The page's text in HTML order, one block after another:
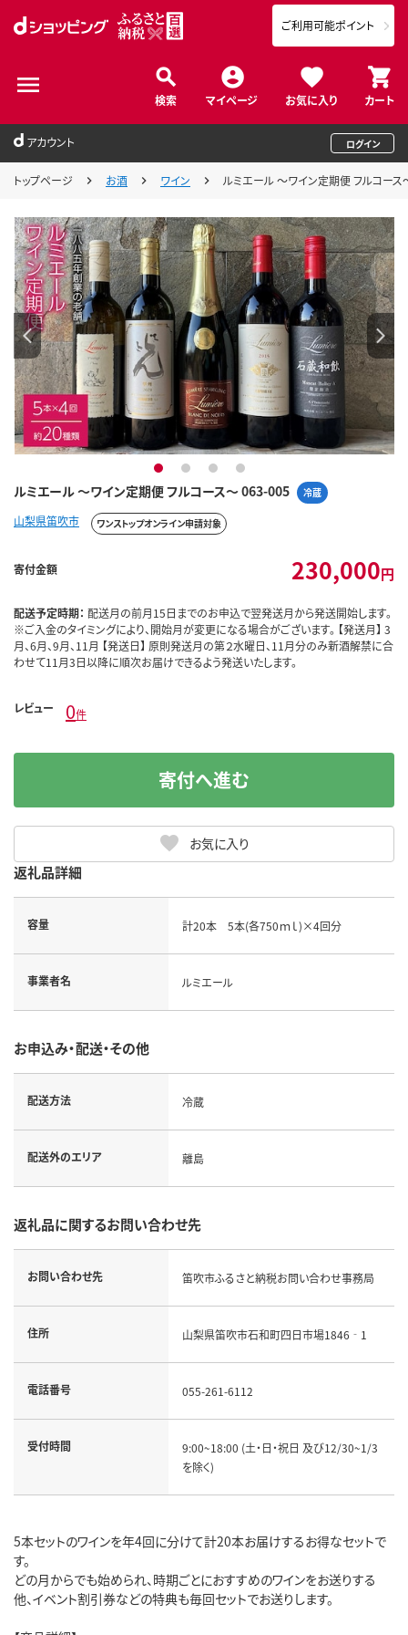
検索 マイページ お気に入り カート
ご利用可能ポイント
アカウント ログイン
トップページ お酒 ワイン ルミエール ～ワイン定期便 フルコー
ルミエール ～ワイン定期便 フルコース～ 063-005 冷蔵
1 2 3 4
山梨県笛吹市 ワンストップオンライン申請対象
寄付金額 230,000円
配送予定時期： 配送月の前月15日までのお申込で翌発送月から発送開始します。
※ご入金のタイミングにより、開始月が変更になる場合がございます。 【発送月】 3
月、6月、9月、11月 【発送日】 原則発送月の第２水曜日、11月分のみ新酒解禁に合
わせて11月3日以降に順次お届けできるよう発送いたします。
レビュー 0件
お気に入り
寄付へ進む
返礼品詳細
容量 計20本 5本(各750ｍｌ)×4回分
事業者名 ルミエール
お申込み・配送・その他
配送方法 冷蔵
配送外のエリア 離島
返礼品に関するお問い合わせ先
お問い合わせ先 笛吹市ふるさと納税お問い合わせ事務局
住所 山梨県笛吹市石和町四日市場1846‐1
電話番号 055-261-6112
受付時間
9:00~18:00 (土・日・祝日 及び12/30~1/3
を除く)
5本セットのワインを年4回に分けて計20本お届けするお得なセットで
す。
どの月からでも始められ、時期ごとにおすすめのワインをお送りする
他、イベント割引券などの特典も毎回セットでお送りします。